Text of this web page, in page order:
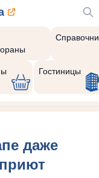
Гостиницы
даже